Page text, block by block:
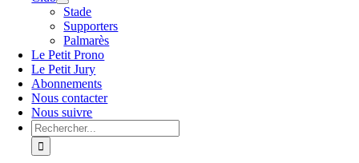
Stade
Supporters
Palmarès
Le Petit Prono
Le Petit Jury
Abonnements
Nous contacter
Nous suivre
Rechercher: